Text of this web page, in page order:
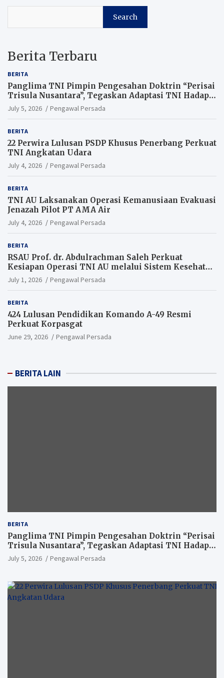
Search
Berita Terbaru
BERITA
Panglima TNI Pimpin Pengesahan Doktrin “Perisai
Trisula Nusantara”, Tegaskan Adaptasi TNI Hadapi
Perang Modern
July 5, 2026 Pengawal Persada
BERITA
22 Perwira Lulusan PSDP Khusus Penerbang Perkuat
TNI Angkatan Udara
July 4, 2026 Pengawal Persada
BERITA
TNI AU Laksanakan Operasi Kemanusiaan Evakuasi
Jenazah Pilot PT AMA Air
July 4, 2026 Pengawal Persada
BERITA
RSAU Prof. dr. Abdulrachman Saleh Perkuat
Kesiapan Operasi TNI AU melalui Sistem Kesehatan
Andal
July 1, 2026 Pengawal Persada
BERITA
424 Lulusan Pendidikan Komando A-49 Resmi
Perkuat Korpasgat
June 29, 2026 Pengawal Persada
BERITA LAIN
BERITA
Panglima TNI Pimpin Pengesahan Doktrin “Perisai
Trisula Nusantara”, Tegaskan Adaptasi TNI Hadapi
Perang Modern
July 5, 2026 Pengawal Persada